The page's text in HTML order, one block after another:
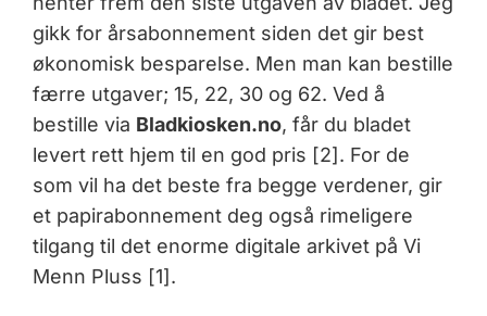
gikk for årsabonnement siden det gir best
økonomisk besparelse. Men man kan bestille
færre utgaver; 15, 22, 30 og 62. Ved å
bestille via Bladkiosken.no, får du bladet
levert rett hjem til en god pris [2]. For de
som vil ha det beste fra begge verdener, gir
et papirabonnement deg også rimeligere
tilgang til det enorme digitale arkivet på Vi
Menn Pluss [1].